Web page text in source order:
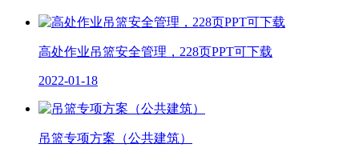
高处作业吊篮安全管理，228页PPT可下载
2022-01-18
吊篮专项方案（公共建筑）